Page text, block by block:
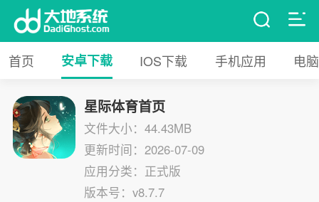
首页 安卓下载 IOS下载 手机应用 电
星际体育首页
文件大小：44.43MB
更新时间：2026-07-09
应用分类：正式版
版本号：v8.7.7